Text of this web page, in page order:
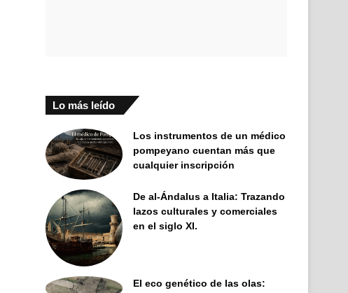
Lo más leído
Los instrumentos de un médico
pompeyano cuentan más que
cualquier inscripción
De al-Ándalus a Italia: Trazando
lazos culturales y comerciales
en el siglo XI.
El eco genético de las olas: